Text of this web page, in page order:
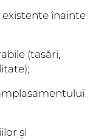
înainte
(tasări,
și